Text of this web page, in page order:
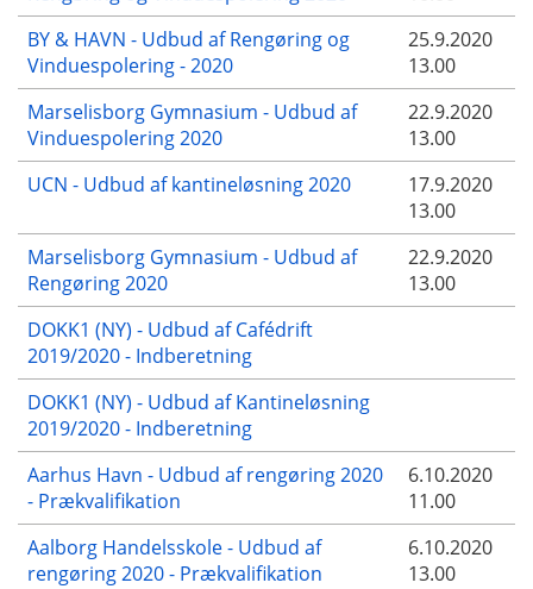
BY & HAVN - Udbud af Rengøring og
Vinduespolering - 2020
25.9.2020
13.00
Marselisborg Gymnasium - Udbud af
Vinduespolering 2020
22.9.2020
13.00
UCN - Udbud af kantineløsning 2020
17.9.2020
13.00
Marselisborg Gymnasium - Udbud af
Rengøring 2020
22.9.2020
13.00
DOKK1 (NY) - Udbud af Cafédrift
2019/2020 - Indberetning
DOKK1 (NY) - Udbud af Kantineløsning
2019/2020 - Indberetning
Aarhus Havn - Udbud af rengøring 2020
- Prækvalifikation
6.10.2020
11.00
Aalborg Handelsskole - Udbud af
rengøring 2020 - Prækvalifikation
6.10.2020
13.00